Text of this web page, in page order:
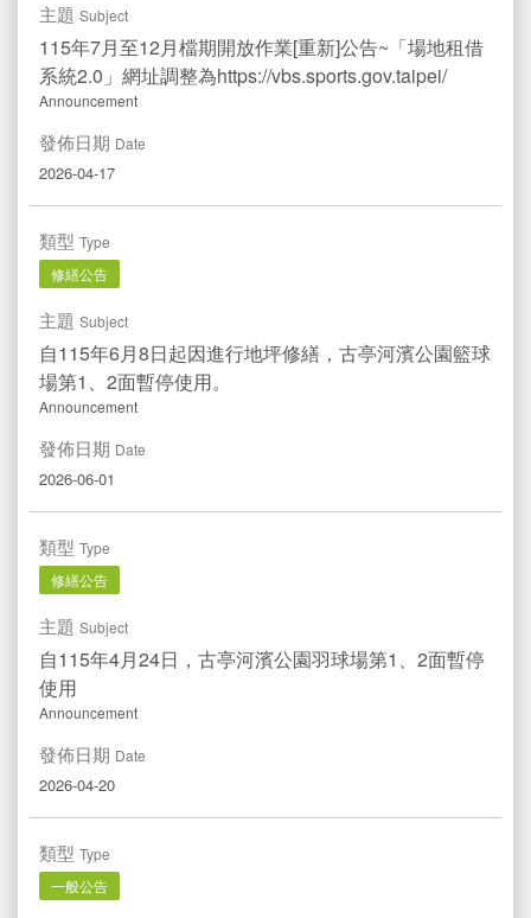
水域活動登記 Registration
主題 Subject
115年7月至12月檔期開放作業[重新]公告~「場地租借
系統2.0」網址調整為https://vbs.sports.gov.taipei/
Announcement
發佈日期 Date
2026-04-17
類型 Type
修繕公告
主題 Subject
自115年6月8日起因進行地坪修繕，古亭河濱公園籃球
場第1、2面暫停使用。
Announcement
發佈日期 Date
2026-06-01
類型 Type
修繕公告
主題 Subject
自115年4月24日，古亭河濱公園羽球場第1、2面暫停
使用
Announcement
發佈日期 Date
2026-04-20
類型 Type
一般公告